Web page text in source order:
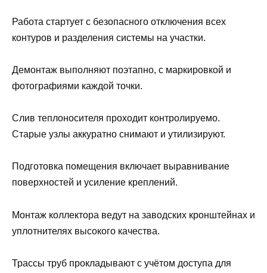
Работа стартует с безопасного отключения всех
контуров и разделения системы на участки.
Демонтаж выполняют поэтапно, с маркировкой и
фотографиями каждой точки.
Слив теплоносителя проходит контролируемо.
Старые узлы аккуратно снимают и утилизируют.
Подготовка помещения включает выравнивание
поверхностей и усиление креплений.
Монтаж коллектора ведут на заводских кронштейнах и
уплотнителях высокого качества.
Трассы труб прокладывают с учётом доступа для